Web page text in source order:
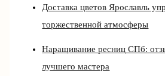
Доставка цветов Ярославль
торжественной атмосферы
Наращивание ресниц СПб:
лучшего мастера